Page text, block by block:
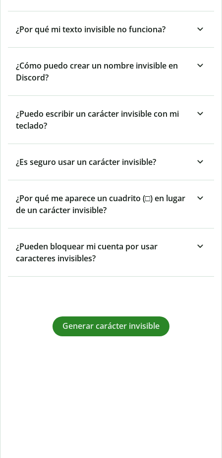
¿Por qué mi texto invisible no funciona?
¿Cómo puedo crear un nombre invisible en
Discord?
¿Puedo escribir un carácter invisible con mi
teclado?
¿Es seguro usar un carácter invisible?
¿Por qué me aparece un cuadrito (□) en lugar
de un carácter invisible?
¿Pueden bloquear mi cuenta por usar
caracteres invisibles?
Generar carácter invisible